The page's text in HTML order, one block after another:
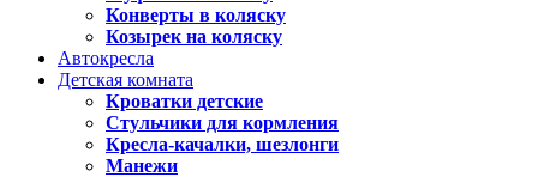
Конверты в коляску
Козырек на коляску
Автокресла
Детская комната
Кроватки детские
Стульчики для кормления
Кресла-качалки, шезлонги
Манежи